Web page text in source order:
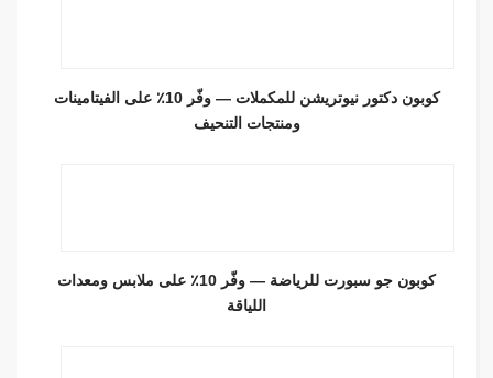
كوبون دكتور نيوتريشن للمكملات — وفّر 10٪ على الفيتامينات
ومنتجات التنحيف
كوبون جو سبورت للرياضة — وفّر 10٪ على ملابس ومعدات
اللياقة